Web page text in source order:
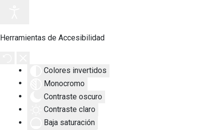
Herramientas de Accesibilidad
Colores invertidos
Monocromo
Contraste oscuro
Contraste claro
Baja saturación